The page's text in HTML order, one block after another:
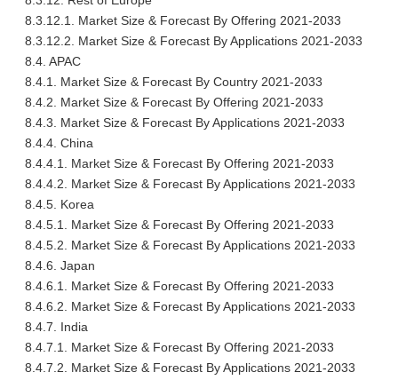
8.3.12.1. Market Size & Forecast By Offering 2021-2033
8.3.12.2. Market Size & Forecast By Applications 2021-2033
8.4. APAC
8.4.1. Market Size & Forecast By Country 2021-2033
8.4.2. Market Size & Forecast By Offering 2021-2033
8.4.3. Market Size & Forecast By Applications 2021-2033
8.4.4. China
8.4.4.1. Market Size & Forecast By Offering 2021-2033
8.4.4.2. Market Size & Forecast By Applications 2021-2033
8.4.5. Korea
8.4.5.1. Market Size & Forecast By Offering 2021-2033
8.4.5.2. Market Size & Forecast By Applications 2021-2033
8.4.6. Japan
8.4.6.1. Market Size & Forecast By Offering 2021-2033
8.4.6.2. Market Size & Forecast By Applications 2021-2033
8.4.7. India
8.4.7.1. Market Size & Forecast By Offering 2021-2033
8.4.7.2. Market Size & Forecast By Applications 2021-2033